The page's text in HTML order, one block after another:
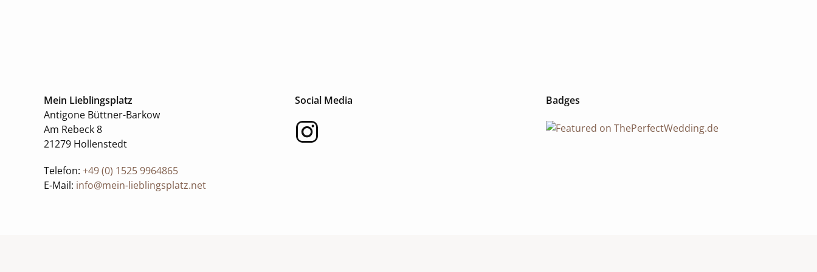
Mein Lieblingsplatz
Antigone Büttner-Barkow
Am Rebeck 8
21279 Hollenstedt
Telefon: +49 (0) 1525 9964865
E-Mail: info@mein-lieblingsplatz.net
Social Media Badges